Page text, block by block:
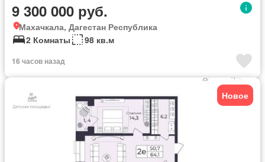
9 300 000 руб.
Махачкала, Дагестан Республика
2 Комнаты
98 кв.м
16 часов назад
Новое